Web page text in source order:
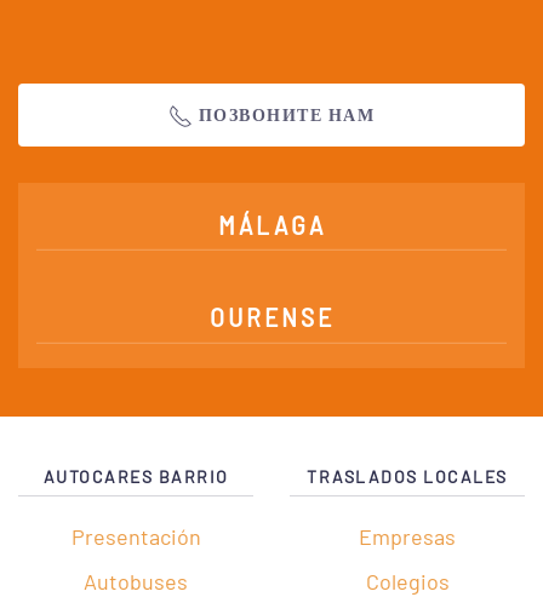
ПОЗВОНИТЕ НАМ
MÁLAGA
OURENSE
AUTOCARES BARRIO
Presentación
Autobuses
TRASLADOS LOCALES
Empresas
Colegios